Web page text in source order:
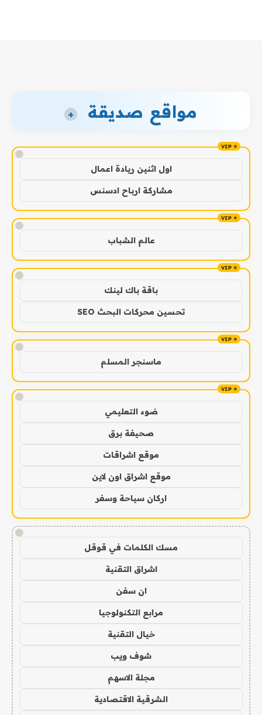
مواقع صديقة +
!
اول اثنين ريادة اعمال
مشاركة ارباح ادسنس
!
عالم الشباب
!
باقة باك لينك
تحسين محركات البحث SEO
!
ماسنجر المسلم
!
ضوء التعليمي
صحيفة برق
موقع اشراقات
موقع اشراق اون لاين
اركان سياحة وسفر
!
مسك الكلمات في قوقل
اشراق التقنية
ان سفن
مرابع التكنولوجيا
خيال التقنية
شوف ويب
مجلة الاسهم
الشرقية الاقتصادية